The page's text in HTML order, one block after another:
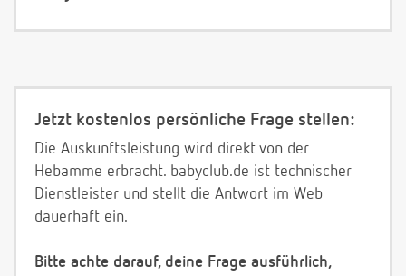
Jetzt kostenlos persönliche Frage stellen:
Die Auskunftsleistung wird direkt von der
Hebamme erbracht. babyclub.de ist technischer
Dienstleister und stellt die Antwort im Web
dauerhaft ein.
Bitte achte darauf, deine Frage ausführlich,